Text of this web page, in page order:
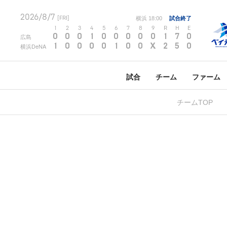
2026/8/7 [FRI] 横浜 18:00 試合終了
2 3 4 5 6 7 8 9 R H E
広島 0 0 0 1 0 0 0 0 0 1 7 0
横浜DeNA 1 0 0 0 0 1 0 0 X 2 5 0
試合 チーム ファーム
チームTOP